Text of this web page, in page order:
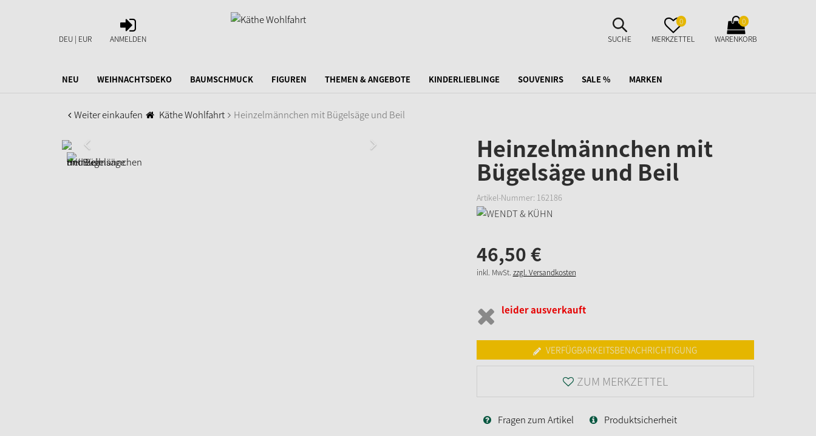
DEU | EUR
ANMELDEN
ANMELDEN
SUCHE
AUFKLAPPEN
SUCHE
MERKZETTEL
AUFKLAPPEN
0
MERKZETTEL
WARENKORB
AUFKLAPPEN
0
WARENKORB
NEU WEIHNACHTSDEKO BAUMSCHMUCK FIGUREN THEMEN & ANGEBOTE KINDERLIEBLINGE SOUVENIRS SALE % MARKEN
Weiter einkaufen Käthe Wohlfahrt Heinzelmännchen mit Bügelsäge und Beil
Heinzelmännchen mit
Bügelsäge und Beil
Artikel-Nummer: 162186
46,50€
inkl. MwSt. zzgl. Versandkosten
leider ausverkauft
VERFÜGBARKEITSBENACHRICHTIGUNG
ZUM MERKZETTEL
Fragen zum Artikel Produktsicherheit